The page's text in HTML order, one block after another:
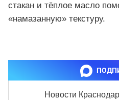
стакан и тёплое масло
«намазанную» текстуру.
Новости